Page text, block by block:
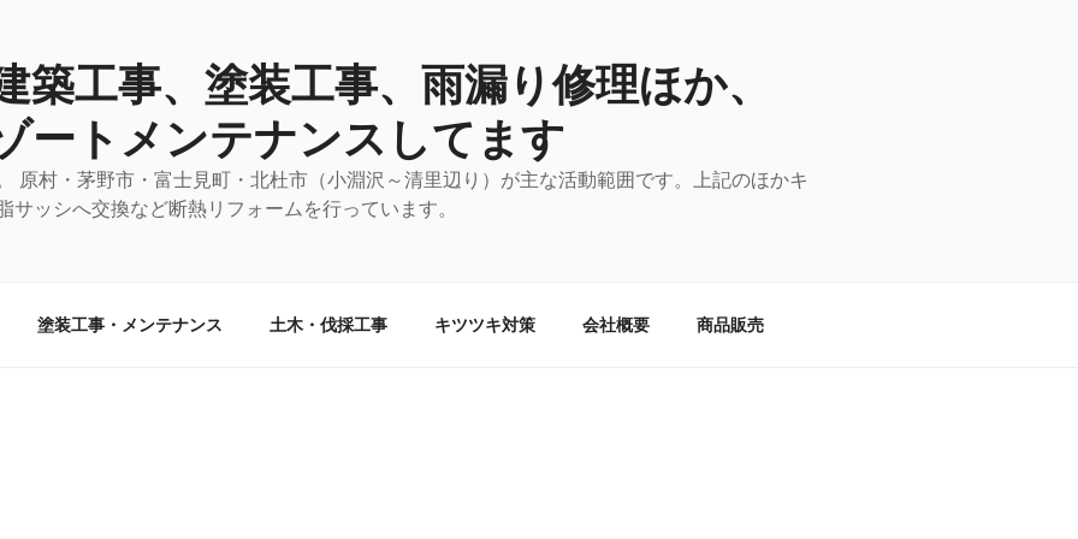
築工事、塗装工事、雨漏り修理ほか、
ートメンテナンスしてます
原村・茅野市・富士見町・北杜市（小淵沢～清里辺り）が主な活動範囲です。上記のほかキ
サッシへ交換など断熱リフォームを行っています。
塗装工事・メンテナンス 土木・伐採工事 キツツキ対策 会社概要 商品販売